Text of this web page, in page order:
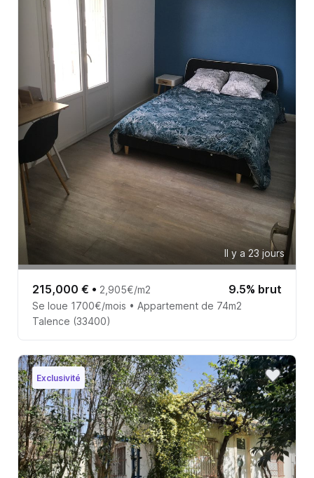
Il y a 23 jours
215,000 € • 2,905€/m2 9.5% brut
Se loue 1700€/mois • Appartement de 74m2
Talence (33400)
Exclusivité